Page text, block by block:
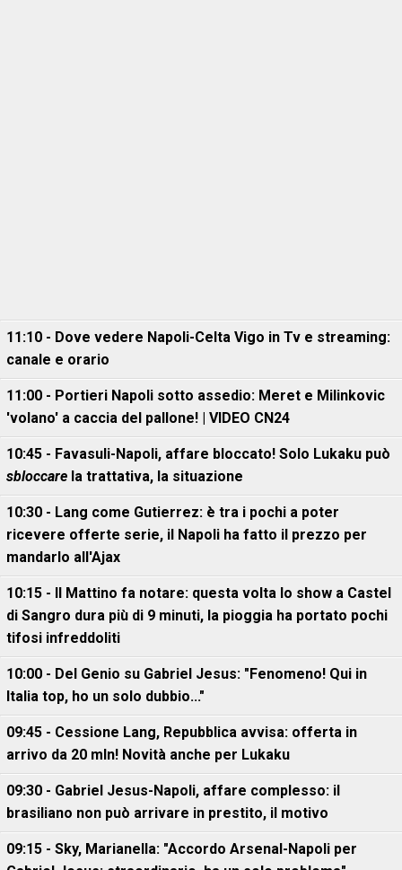
11:10 - Dove vedere Napoli-Celta Vigo in Tv e streaming:
canale e orario
11:00 - Portieri Napoli sotto assedio: Meret e Milinkovic
'volano' a caccia del pallone! | VIDEO CN24
10:45 - Favasuli-Napoli, affare bloccato! Solo Lukaku può
sbloccare la trattativa, la situazione
10:30 - Lang come Gutierrez: è tra i pochi a poter
ricevere offerte serie, il Napoli ha fatto il prezzo per
mandarlo all'Ajax
10:15 - Il Mattino fa notare: questa volta lo show a Castel
di Sangro dura più di 9 minuti, la pioggia ha portato pochi
tifosi infreddoliti
10:00 - Del Genio su Gabriel Jesus: "Fenomeno! Qui in
Italia top, ho un solo dubbio..."
09:45 - Cessione Lang, Repubblica avvisa: offerta in
arrivo da 20 mln! Novità anche per Lukaku
09:30 - Gabriel Jesus-Napoli, affare complesso: il
brasiliano non può arrivare in prestito, il motivo
09:15 - Sky, Marianella: "Accordo Arsenal-Napoli per